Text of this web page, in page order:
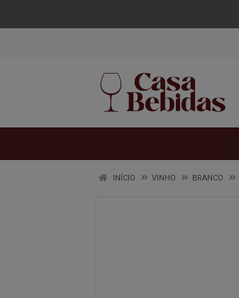
INÍCIO VINHO BRANCO